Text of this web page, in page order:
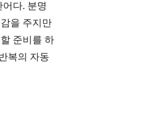
다. 분명
을 주지만
준비를 하
복의 자동